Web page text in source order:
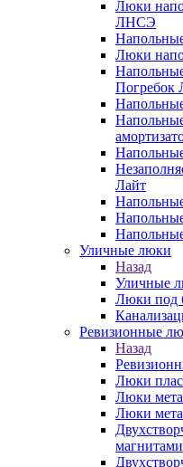
Люки
ЛНСЭ
Люки
Погребок
Лайт
Уличные люки
Назад
Уличные
Люки под
Ревизионные
Назад
Люки
Люки
Люки
магнитами